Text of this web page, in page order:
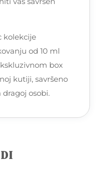
kolekcije
od 10 ml
box
kutiji, savršeno
osobi.